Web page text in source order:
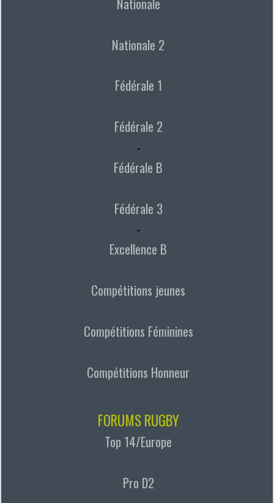
Nationale 2
Fédérale 1
Fédérale 2
-
Fédérale B
Fédérale 3
-
Excellence B
Compétitions jeunes
Compétitions Féminines
Compétitions Honneur
FORUMS RUGBY
Top 14/Europe
Pro D2